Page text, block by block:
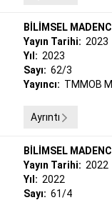
BİLİMSEL
Yayın Tarihi: 2023
Yıl: 2023
Sayı: 62/3
Yayıncı: TMMOB
Ayrıntı
BİLİMSEL
Yayın Tarihi: 2022
Yıl: 2022
Sayı: 61/4